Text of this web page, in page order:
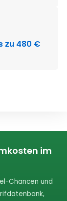
zu 480 €
im
Chancen und